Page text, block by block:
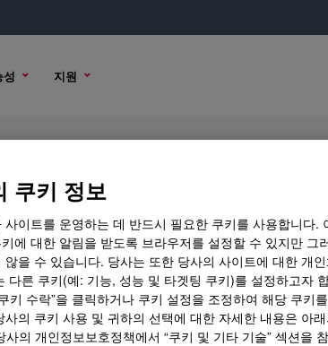
성 지원
션
쿠키 정보
사이트를 운영하는 데 반드시 필요한 쿠키를 사용합니다.
에 대한 알림을 받도록 브라우저를 설정할 수 있지만 그
않을 수 있습니다. 당사는 또한 당사의 사이트에 대한 개
다른 쿠키(예: 기능, 성능 및 타겟팅 쿠키)를 설정하고자
키 수락”을 클릭하거나 쿠키 설정을 조정하여 해당 쿠키
의 쿠키 사용 및 귀하의 선택에 대한 자세한 내용은 아
사의 개인정보보호정책에서 “쿠키 및 기타 기술” 섹션을